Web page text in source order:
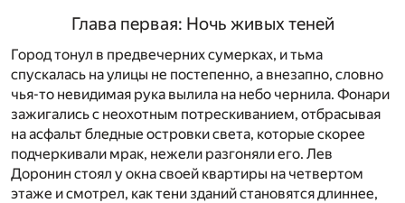
Глава первая: Ночь живых теней
Город тонул в предвечерних сумерках, и тьма
спускалась на улицы не постепенно, а внезапно, словно
чья-то невидимая рука вылила на небо чернила. Фонари
зажигались с неохотным потрескиванием, отбрасывая
на асфальт бледные островки света, которые скорее
подчеркивали мрак, нежели разгоняли его. Лев
Доронин стоял у окна своей квартиры на четвертом
этаже и смотрел, как тени зданий становятся длиннее,